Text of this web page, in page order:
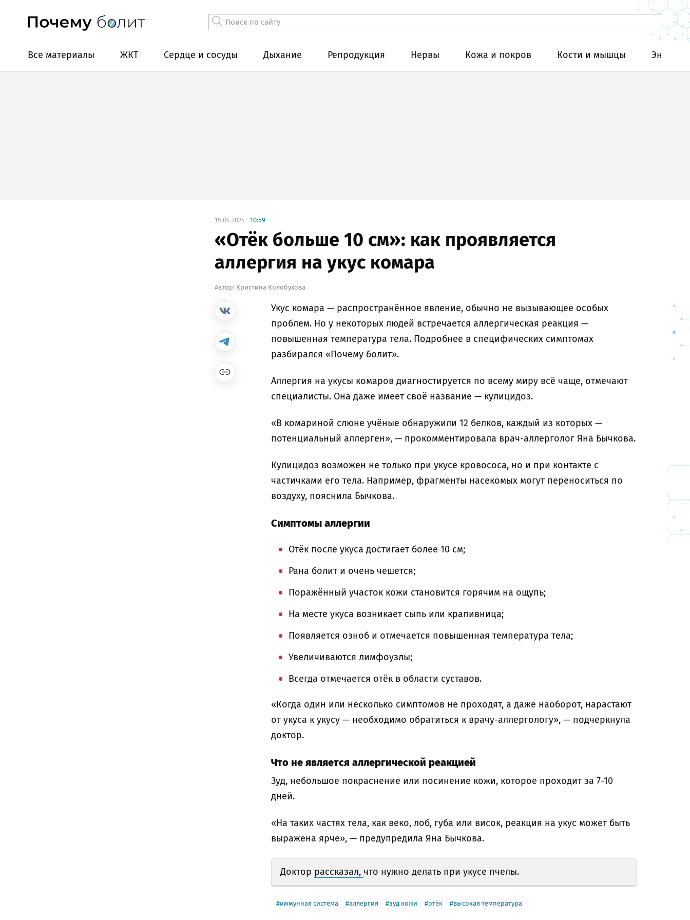
Все материалы ЖКТ Сердце и сосуды Дыхание Репродукция Нервы Кожа и покров Кости и мышцы
15.04.2024 10:59
«Отёк больше 10 см»: как проявляется
аллергия на укус комара
Автор: Кристина Колобухова
Укус комара — распространённое явление, обычно не вызывающее особых
проблем. Но у некоторых людей встречается аллергическая реакция —
повышенная температура тела. Подробнее в специфических симптомах
разбирался «Почему болит».
Аллергия на укусы комаров диагностируется по всему миру всё чаще, отмечают
специалисты. Она даже имеет своё название — кулицидоз.
«В комариной слюне учёные обнаружили 12 белков, каждый из которых —
потенциальный аллерген», — прокомментировала врач-аллерголог Яна Бычкова.
Кулицидоз возможен не только при укусе кровососа, но и при контакте с
частичками его тела. Например, фрагменты насекомых могут переноситься по
воздуху, пояснила Бычкова.
Симптомы аллергии
Отёк после укуса достигает более 10 см;
Рана болит и очень чешется;
Поражённый участок кожи становится горячим на ощупь;
На месте укуса возникает сыпь или крапивница;
Появляется озноб и отмечается повышенная температура тела;
Увеличиваются лимфоузлы;
Всегда отмечается отёк в области суставов.
«Когда один или несколько симптомов не проходят, а даже наоборот, нарастают
от укуса к укусу — необходимо обратиться к врачу-аллергологу», — подчеркнула
доктор.
Что не является аллергической реакцией
Зуд, небольшое покраснение или посинение кожи, которое проходит за 7-10
дней.
«На таких частях тела, как веко, лоб, губа или висок, реакция на укус может быть
выражена ярче», — предупредила Яна Бычкова.
Доктор рассказал, что нужно делать при укусе пчелы.
иммунная система аллергия зуд кожи отёк высокая температура